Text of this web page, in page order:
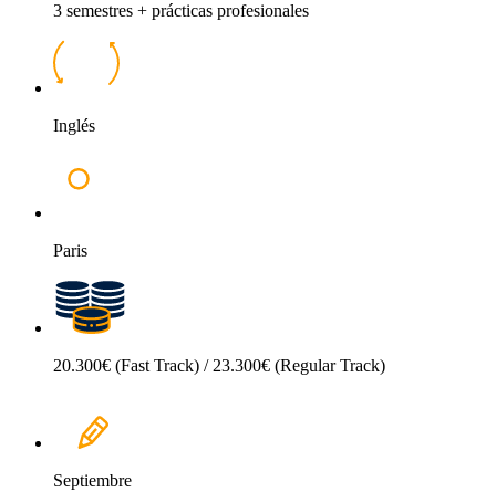
3 semestres + prácticas profesionales
Inglés
Paris
20.300€ (Fast Track) / 23.300€ (Regular Track)
Septiembre